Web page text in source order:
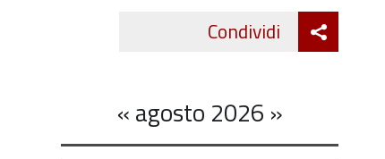
Condividi Twitter
«agosto 2026 »